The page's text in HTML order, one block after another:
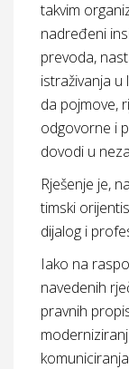
takvim
nadređeni
prevoda,
istraživanja u
da pojmove,
odgovorne i
dovodi u
Rješenje je,
timski
dijalog i
Iako na
navedenih
pravnih